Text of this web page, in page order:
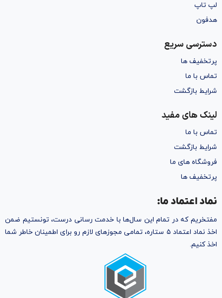
لپ تاپ
هدفون
دسترسی سریع
پرتخفیف ها
تماس با ما
شرایط بازگشت
لینک های مفید
تماس با ما
شرایط بازگشت
فروشگاه های ما
پرتخفیف ها
نماد اعتماد ما:
مفتخریم که در تمام این سال‌ها با خدمت رسانی درست، تونستیم ضمن
اخذ نماد اعتماد ۵ ستاره، تمامی مجوز‌های لازم رو برای اطمینان خاطر شما
اخذ کنیم.